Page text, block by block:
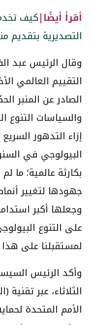
أقرأ أيضًا|كيف
التصديرية بتقديم
وقال الرئيس عبد
التقييم العالمي
الصادر عن المنبر
والسياسات التنوع
إزاء التدهور
البيولوجي في
بكارثة عالمية؛ ما
جهودها لتغيير
وجعلها أكبر
على التنوع
لمستقبلنا على
وأكد الرئيس
الثلاثاء، عبر
الأمم المتحدة